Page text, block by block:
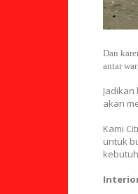
Dan
antar
akan
Kami
untuk